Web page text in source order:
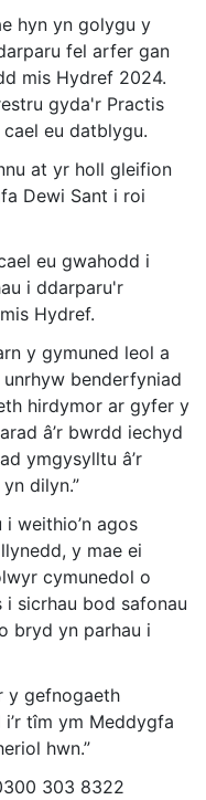
hyn yn golygu y
fel arfer gan
mis Hydref 2024.
gyda'r Practis
eu datblygu.
at yr holl gleifion
Dewi Sant i roi
eu gwahodd i
i ddarparu'r
Hydref.
y gymuned leol a
benderfyniad
hirdymor ar gyfer y
â’r bwrdd iechyd
ymgysylltu â’r
dilyn.”
weithio’n agos
y mae ei
cymunedol o
sicrhau bod safonau
bryd yn parhau i
y gefnogaeth
tîm ym Meddygfa
hwn.”
303 8322